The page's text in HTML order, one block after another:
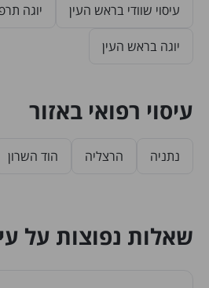
עיסוי שוודי בראש העין יוגה
יוגה בראש העין
עיסוי רפואי באזור
נתניה הרצליה הוד השרון
שאלות נפוצות על